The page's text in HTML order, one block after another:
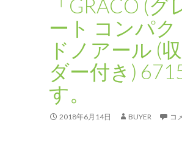
「GRACO (
ート コンパ
ドノアール (
ダー付き)
す。
2018年6月14日 BUYER コ